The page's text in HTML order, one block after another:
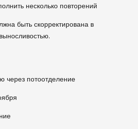
несколько повторений
быть скорректирована в
через потоотделение